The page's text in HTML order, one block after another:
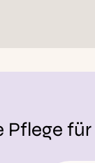
Pflege